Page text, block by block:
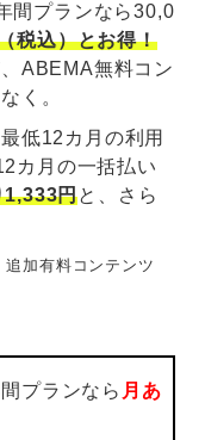
間プランなら30,0
税込）とお得！
ABEMA無料コン
く。
低12カ月の利用
カ月の一括払い
1,333円と、さら
加有料コンテンツ
プランなら 月あ